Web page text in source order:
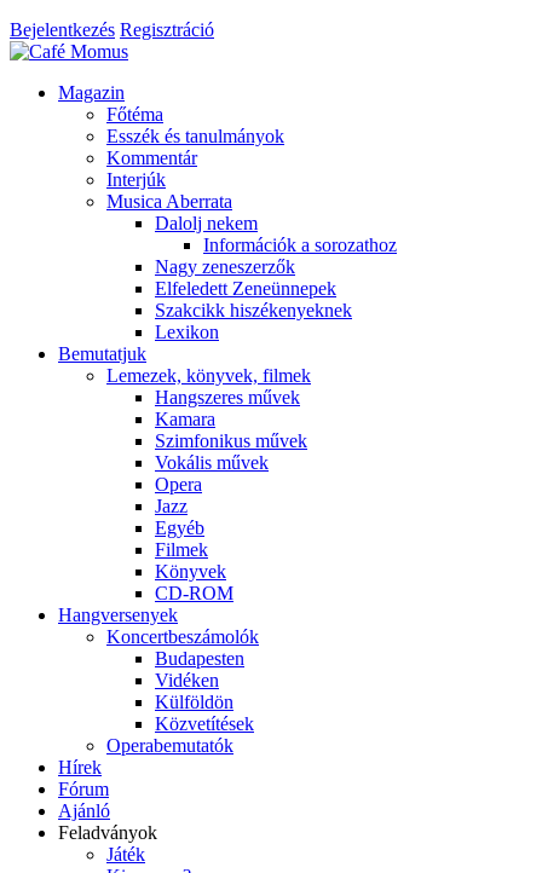
Bejelentkezés Regisztráció
Magazin
Főtéma
Esszék és tanulmányok
Kommentár
Interjúk
Musica Aberrata
Dalolj nekem
Információk a sorozathoz
Nagy zeneszerzők
Elfeledett Zeneünnepek
Szakcikk hiszékenyeknek
Lexikon
Bemutatjuk
Lemezek, könyvek, filmek
Hangszeres művek
Kamara
Szimfonikus művek
Vokális művek
Opera
Jazz
Egyéb
Filmek
Könyvek
CD-ROM
Hangversenyek
Koncertbeszámolók
Budapesten
Vidéken
Külföldön
Közvetítések
Operabemutatók
Hírek
Fórum
Ajánló
Feladványok
Játék